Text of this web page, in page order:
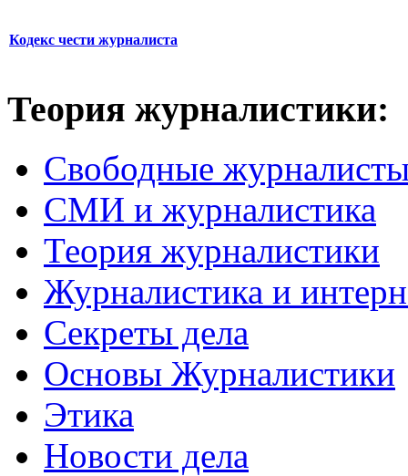
Кодекс чести журналиста
Теория журналистики:
Свободные
СМИ и журналистика
Теория журналистики
Журналистика и
Секреты дела
Основы Журналистики
Этика
Новости дела